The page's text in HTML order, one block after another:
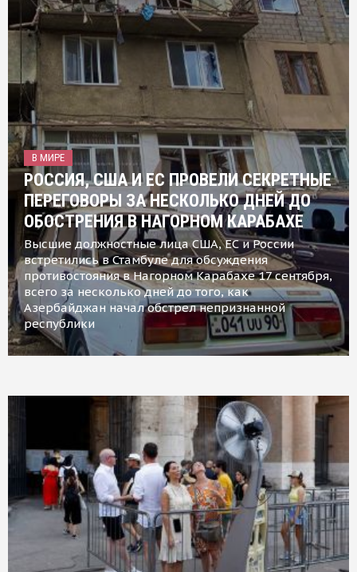
В МИРЕ
РОССИЯ, США И ЕС ПРОВЕЛИ СЕКРЕТНЫЕ
ПЕРЕГОВОРЫ ЗА НЕСКОЛЬКО ДНЕЙ ДО
ОБОСТРЕНИЯ В НАГОРНОМ КАРАБАХЕ
Высшие должностные лица США, ЕС и России
встретились в Стамбуле для обсуждения
противостояния в Нагорном Карабахе 17 сентября,
всего за несколько дней до того, как
Азербайджан начал обстрел непризнанной
республики